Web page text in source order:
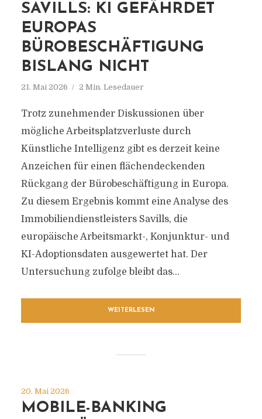
SAVILLS: KI GEFÄHRDET
EUROPAS
BÜROBESCHÄFTIGUNG
BISLANG NICHT
21. Mai 2026 2 Min. Lesedauer
Trotz zunehmender Diskussionen über
mögliche Arbeitsplatzverluste durch
Künstliche Intelligenz gibt es derzeit keine
Anzeichen für einen flächendeckenden
Rückgang der Bürobeschäftigung in Europa.
Zu diesem Ergebnis kommt eine Analyse des
Immobiliendienstleisters Savills, die
europäische Arbeitsmarkt-, Konjunktur- und
KI-Adoptionsdaten ausgewertet hat. Der
Untersuchung zufolge bleibt das...
WEITERLESEN
20. Mai 2026
MOBILE-BANKING